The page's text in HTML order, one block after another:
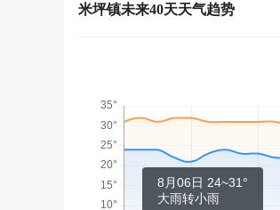
米坪镇未来40天天气趋势
8月06日 24~31°
大雨转小雨